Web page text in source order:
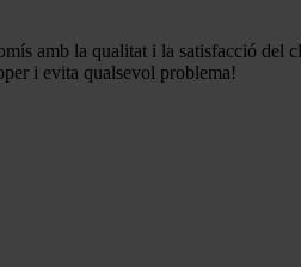
amb la qualitat i la satisfacció del
i evita qualsevol problema!